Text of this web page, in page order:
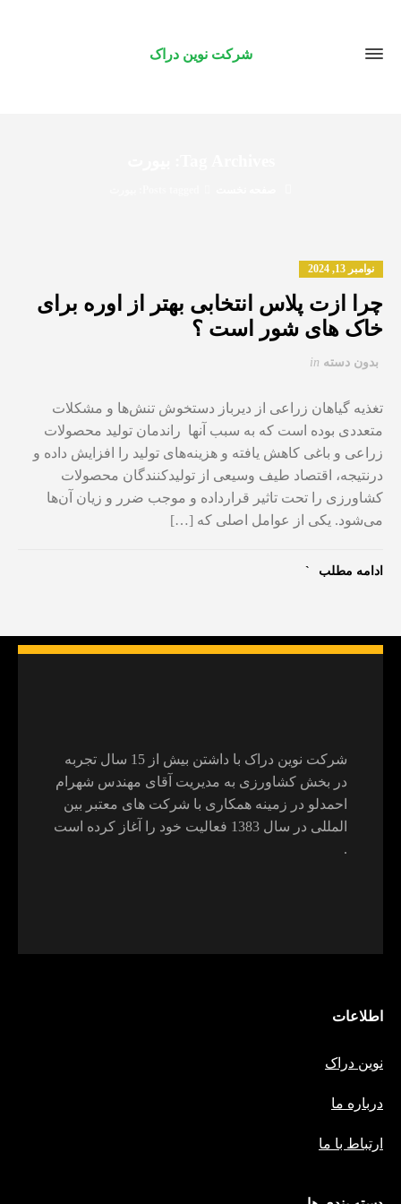
شرکت نوین دراک
نوامبر 13, 2024
چرا ازت پلاس انتخابی بهتر از اوره برای
خاک های شور است ؟
بدون دسته
تغذیه گیاهان زراعی از دیرباز دستخوش تنش‌ها و مشکلات
متعددی بوده است که به سبب آنها راندمان تولید محصولات
زراعی و باغی کاهش یافته و هزینه‌های تولید را افزایش داده و
درنتیجه، اقتصاد طیف وسیعی از تولیدکنندگان محصولات
کشاورزی را تحت تاثیر قرارداده و موجب ضرر و زیان آن‌ها
می‌شود. یکی از عوامل اصلی که […]
ادامه مطلب
شرکت نوین دراک با داشتن بیش از 15 سال تجربه
در بخش کشاورزی به مدیریت آقای مهندس شهرام
احمدلو در زمینه همکاری با شرکت های معتبر بین
المللی در سال 1383 فعالیت خود را آغاز کرده است
.
اطلاعات
نوین دراک
درباره ما
ارتباط با ما